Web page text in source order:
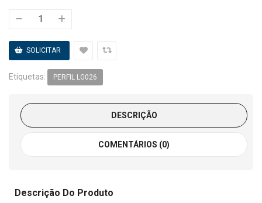
Etiquetas: PERFIL LG026
DESCRIÇÃO
COMENTÁRIOS (0)
Descrição Do Produto